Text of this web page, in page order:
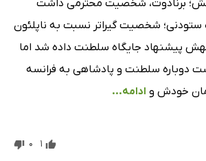
برنادوت، شخصیت محترمی داشت
ستودنی؛ شخصیت گیراتر نسبت به ناپلئون
بهش پیشنهاد جایگاه سلطنت داده شد اما
دوباره سلطنت و پادشاهی به فرانسه
خودش و ادامه...
1
0